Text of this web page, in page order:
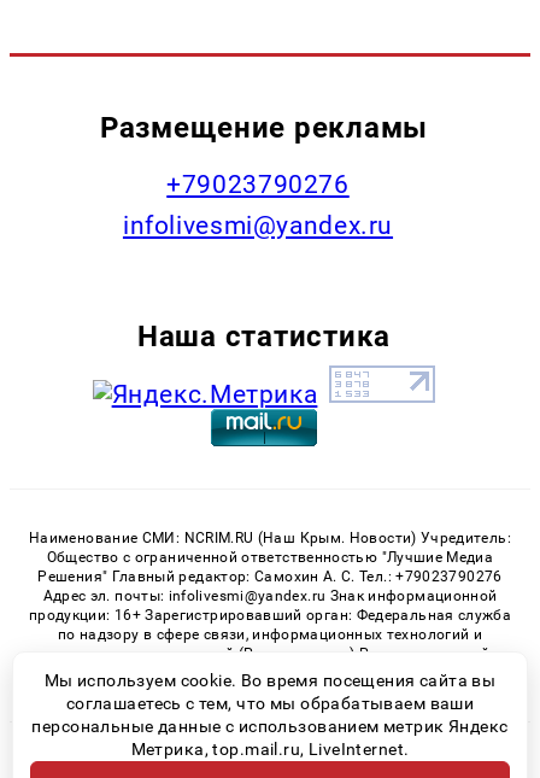
Размещение рекламы
+79023790276
infolivesmi@yandex.ru
Наша статистика
Наименование СМИ: NCRIM.RU (Наш Крым. Новости) Учредитель:
Общество с ограниченной ответственностью "Лучшие Медиа
Решения" Главный редактор: Самохин А. С. Тел.: +79023790276
Адрес эл. почты: infolivesmi@yandex.ru Знак информационной
продукции: 16+ Зарегистрировавший орган: Федеральная служба
по надзору в сфере связи, информационных технологий и
массовых коммуникаций (Роскомнадзор) Регистрационный
номер СМИ ЭЛ № ФС 77 - 81150 от 02.06.2021
© 2026 «nCrim.ru» | Все права защищены
Мы используем cookie. Во время посещения сайта вы
соглашаетесь с тем, что мы обрабатываем ваши
персональные данные с использованием метрик Яндекс
Метрика, top.mail.ru, LiveInternet.